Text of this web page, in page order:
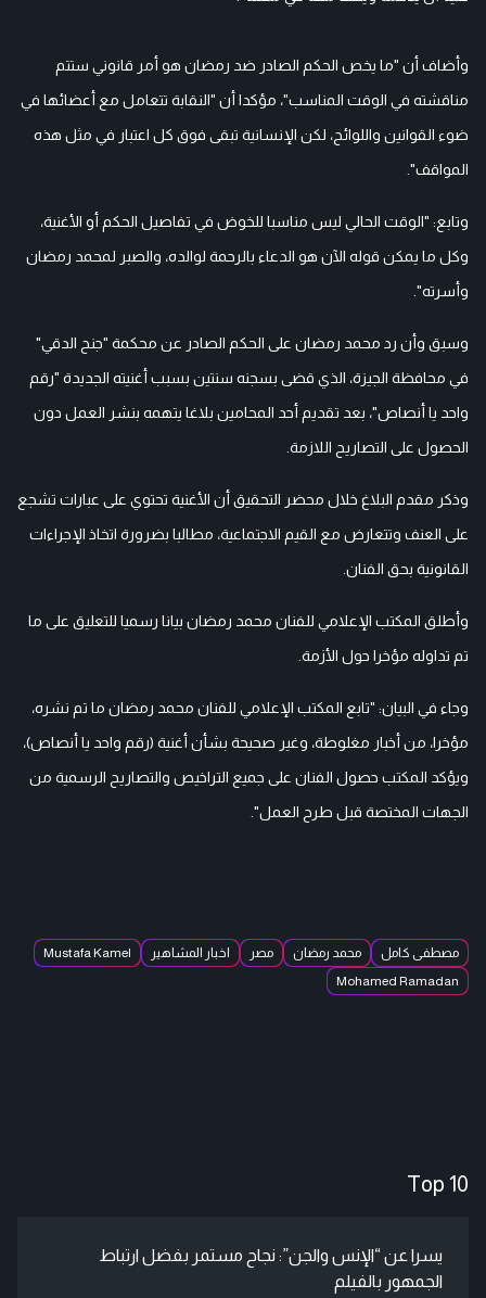
وأضاف أن "ما يخص الحكم الصادر ضد رمضان هو أمر قانوني ستتم
مناقشته في الوقت المناسب"، مؤكدا أن "النقابة تتعامل مع أعضائها في
ضوء القوانين واللوائح، لكن الإنسانية تبقى فوق كل اعتبار في مثل هذه
المواقف".
وتابع: "الوقت الحالي ليس مناسبا للخوض في تفاصيل الحكم أو الأغنية،
وكل ما يمكن قوله الآن هو الدعاء بالرحمة لوالده، والصبر لمحمد رمضان
وأسرته".
وسبق وأن رد محمد رمضان على الحكم الصادر عن محكمة "جنح الدقي"
في محافظة الجيزة، الذي قضى بسجنه سنتين بسبب أغنيته الجديدة "رقم
واحد يا أنصاص"، بعد تقديم أحد المحامين بلاغا يتهمه بنشر العمل دون
الحصول على التصاريح اللازمة.
وذكر مقدم البلاغ خلال محضر التحقيق أن الأغنية تحتوي على عبارات تشجع
على العنف وتتعارض مع القيم الاجتماعية، مطالبا بضرورة اتخاذ الإجراءات
القانونية بحق الفنان.
وأطلق المكتب الإعلامي للفنان محمد رمضان بيانا رسميا للتعليق على ما
تم تداوله مؤخرا حول الأزمة.
وجاء في البيان: "تابع المكتب الإعلامي للفنان محمد رمضان ما تم نشره،
مؤخرا، من أخبار مغلوطة، وغير صحيحة بشأن أغنية (رقم واحد يا أنصاص)،
ويؤكد المكتب حصول الفنان على جميع التراخيص والتصاريح الرسمية من
الجهات المختصة قبل طرح العمل".
مصطفى كامل محمد رمضان مصر اخبار المشاهير
Mustafa Kamel
Mohamed Ramadan
Top 10
يسرا عن “الإنس والجن”: نجاح مستمر بفضل ارتباط
الجمهور بالفيلم